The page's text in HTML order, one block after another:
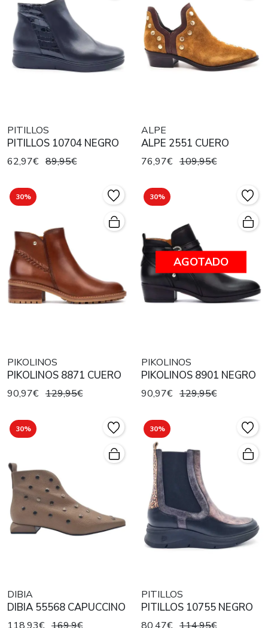
PITILLOS
PITILLOS 10704 NEGRO
62,97€ 89,95€
ALPE
ALPE 2551 CUERO
76,97€ 109,95€
30%
PIKOLINOS
PIKOLINOS 8871 CUERO
90,97€ 129,95€
30%
AGOTADO
PIKOLINOS
PIKOLINOS 8901 NEGRO
90,97€ 129,95€
30%
DIBIA
DIBIA 55568 CAPUCCINO
118,93€ 169,9€
30%
PITILLOS
PITILLOS 10755 NEGRO
80,47€ 114,95€